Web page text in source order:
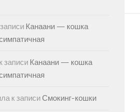
Канаани — кошка
записи Канаани — кошка
к записиСмокинг-кошки